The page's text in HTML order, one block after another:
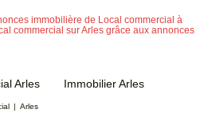
immobilière de Local commercial à
commercial sur Arles grâce aux annonces
Arles Immobilier Arles
Arles